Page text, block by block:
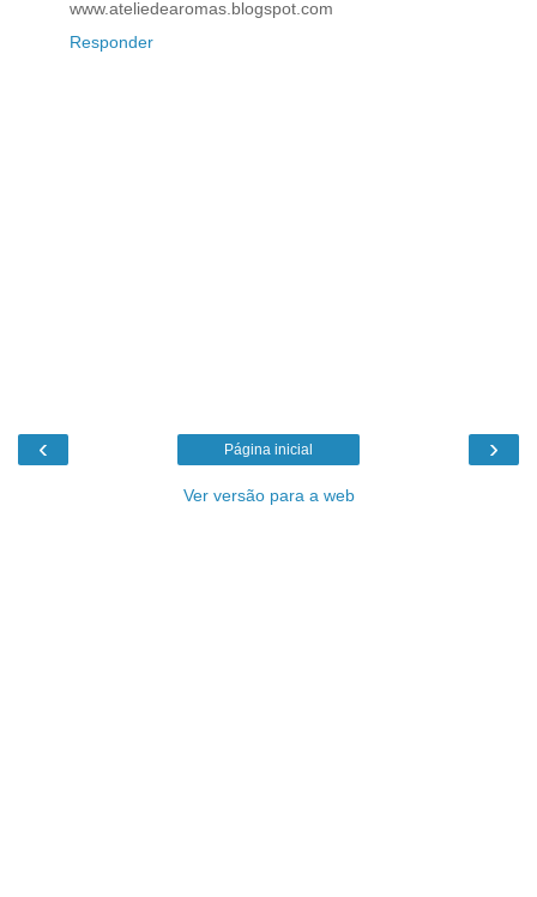
www.ateliedearomas.blogspot.com
Responder
‹ ›
Página inicial
Ver versão para a web